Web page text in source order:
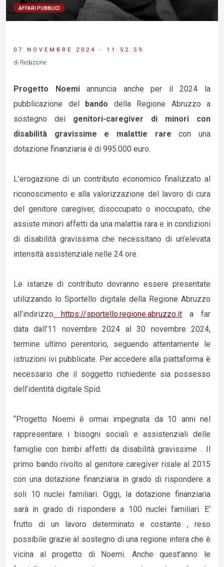
AFFARI PUBBLICI
07 NOVEMBRE 2024 - 11:52:59
di Redazione
Progetto Noemiannuncia anche per il 2024 la
pubblicazione del bando della Regione Abruzzo a
sostegno dei genitori-caregiver di minori con
disabilità gravissime e malattie rarecon una
dotazione finanziaria è di 995.000 euro.
L’erogazione di un contributo economico finalizzato al
riconoscimento e alla valorizzazione del lavoro di cura
del genitore caregiver, disoccupato o inoccupato, che
assiste minori affetti da una malattia rara e in condizioni
di disabilità gravissima che necessitano di un’elevata
intensità assistenziale nelle 24 ore.
Le istanze di contributo dovranno essere presentate
utilizzando lo Sportello digitale della Regione Abruzzo
all’indirizzo https://sportello.regione.abruzzo.it a far
data dall’11 novembre 2024 al 30 novembre 2024,
termine ultimo perentorio, seguendo attentamente le
istruzioni ivi pubblicate. Per accedere alla piattaforma è
necessario che il soggetto richiedente sia possesso
dell’identità digitale Spid.
“Progetto Noemi è ormai impegnata da 10 anni nel
rappresentare i bisogni sociali e assistenziali delle
famiglie con bimbi affetti da disabilità gravissime . Il
primo bando rivolto al genitore caregiver risale al 2015
con una dotazione finanziaria in grado di rispondere a
soli 10 nuclei familiari. Oggi, la dotazione finanziaria
sarà in grado di rispondere a 100 nuclei familiari. E’
frutto di un lavoro determinato e costante , reso
possibile grazie al sostegno di una regione intera che è
vicina al progetto di Noemi. Anche quest’anno le